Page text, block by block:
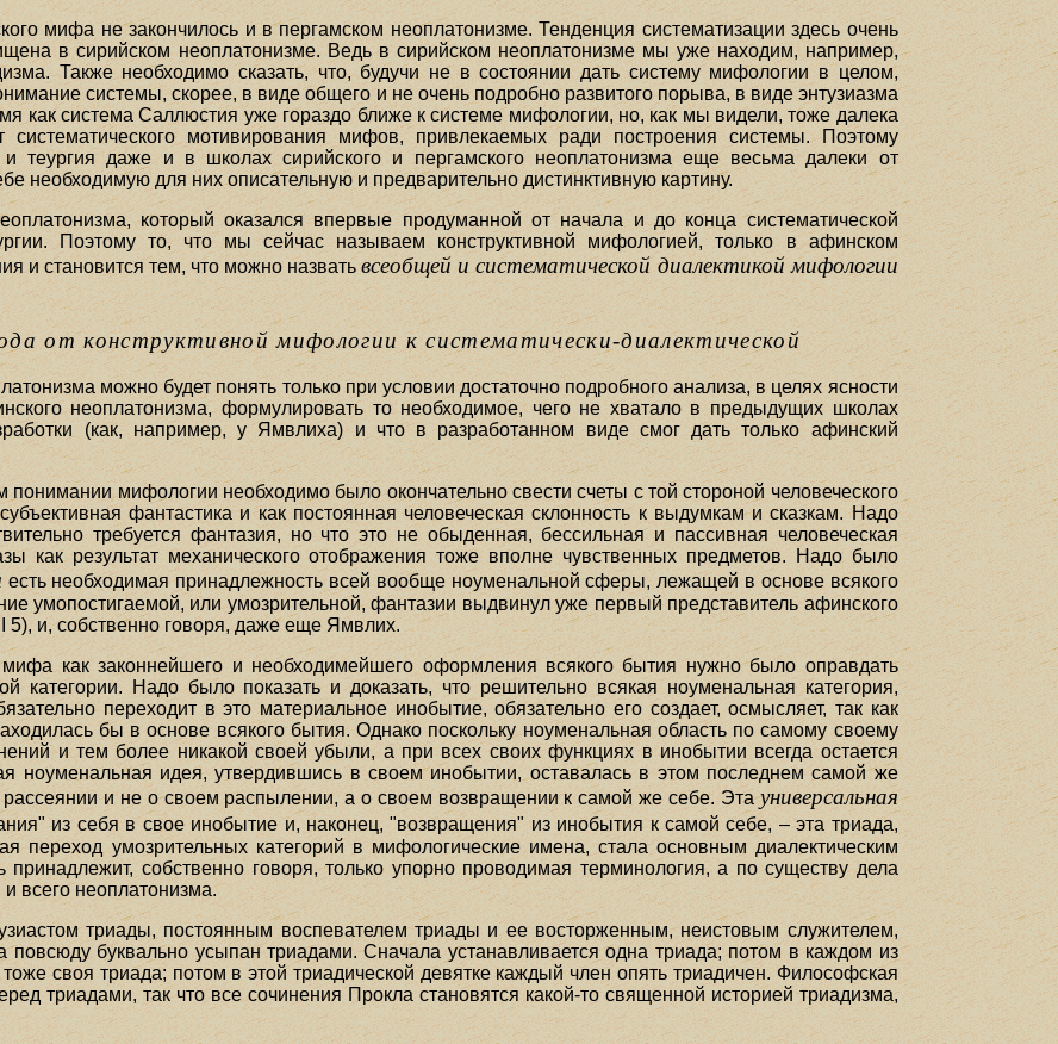
мифа не закончилось и в пергамском неоплатонизме. Тенденция систематизации здесь очень
в сирийском неоплатонизме. Ведь в сирийском неоплатонизме мы уже находим, например,
Также необходимо сказать, что, будучи не в состоянии дать систему мифологии в целом,
системы, скорее, в виде общего и не очень подробно развитого порыва, в виде энтузиазма
как система Саллюстия уже гораздо ближе к системе мифологии, но, как мы видели, тоже далека
систематического мотивирования мифов, привлекаемых ради построения системы. Поэтому
и теургия даже и в школах сирийского и пергамского неоплатонизма еще весьма далеки от
необходимую для них описательную и предварительно дистинктивную картину.
который оказался впервые продуманной от начала и до конца систематической
Поэтому то, что мы сейчас называем конструктивной мифологией, только в афинском
и становится тем, что можно назватьвсеобщей и систематической диалектикой мифологии
от конструктивной мифологии к систематически-диалектической
можно будет понять только при условии достаточно подробного анализа, в целях ясности
неоплатонизма, формулировать то необходимое, чего не хватало в предыдущих школах
(как, например, у Ямвлиха) и что в разработанном виде смог дать только афинский
понимании мифологии необходимо было окончательно свести счеты с той стороной человеческого
фантастика и как постоянная человеческая склонность к выдумкам и сказкам. Надо
требуется фантазия, но что это не обыденная, бессильная и пассивная человеческая
как результат механического отображения тоже вполне чувственных предметов. Надо было
есть необходимая принадлежность всей вообще ноуменальной сферы, лежащей в основе всякого
умопостигаемой, или умозрительной, фантазии выдвинул уже первый представитель афинского
и, собственно говоря, даже еще Ямвлих.
как законнейшего и необходимейшего оформления всякого бытия нужно было оправдать
категории. Надо было показать и доказать, что решительно всякая ноуменальная категория,
переходит в это материальное инобытие, обязательно его создает, осмысляет, так как
бы в основе всякого бытия. Однако поскольку ноуменальная область по самому своему
и тем более никакой своей убыли, а при всех своих функциях в инобытии всегда остается
ноуменальная идея, утвердившись в своем инобытии, оставалась в этом последнем самой же
и не о своем распылении, а о своем возвращении к самой же себе. Этауниверсальная
из себя в свое инобытие и, наконец, "возвращения" из инобытия к самой себе, – эта триада,
переход умозрительных категорий в мифологические имена, стала основным диалектическим
собственно говоря, только упорно проводимая терминология, а по существу дела
всего неоплатонизма.
триады,постоянным воспевателем триады и ее восторженным, неистовым служителем,
повсюду буквально усыпан триадами. Сначала устанавливается одна триада; потом в каждом из
своя триада; потом в этой триадической девятке каждый член опять триадичен. Философская
триадами, так что все сочинения Прокла становятся какой-то священной историей триадизма,